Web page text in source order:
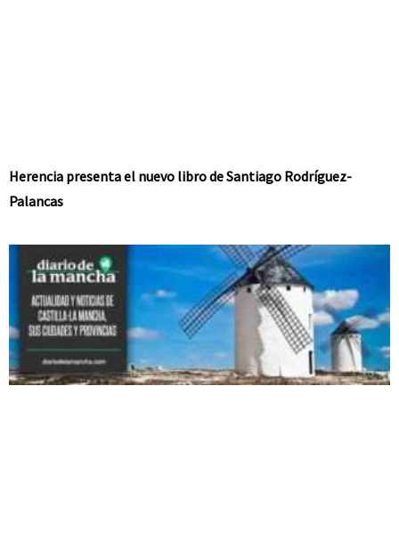
Herencia presenta el nuevo libro de Santiago Rodríguez-
Palancas